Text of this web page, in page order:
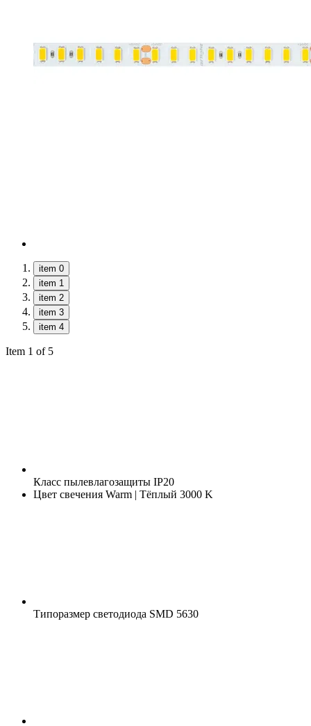
item 0
item 1
item 2
item 3
item 4
Item 1 of 5
Класс пылевлагозащиты IP20
Цвет свечения Warm | Тёплый 3000 K
Типоразмер светодиода SMD 5630